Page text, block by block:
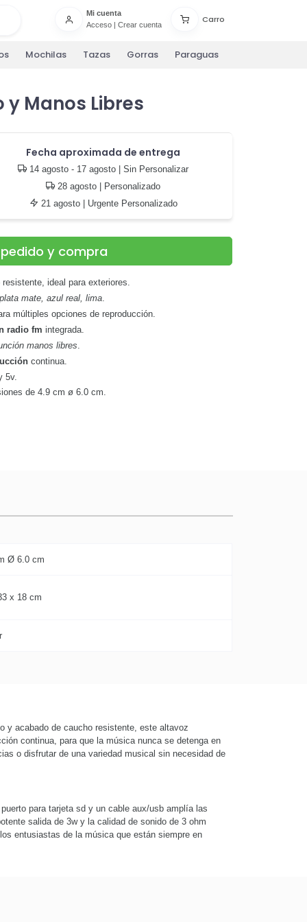
Mi cuenta
Acceso| Crear cuenta
Carro
Mochilas Tazas Gorras Paraguas
Manos Libres
Fecha aproximada de entrega
14 agosto - 17 agosto | Sin Personalizar
28 agosto | Personalizado
21 agosto| Urgente Personalizado
y compra
ideal para exteriores.
mate, azul real, lima.
múltiples opciones de reproducción.
radio fm integrada.
manos libres
continua.
5v.
de 4.9 cm ø 6.0 cm.
Ø 6.0 cm
x 18 cm
y acabado de caucho resistente, este altavoz
continua, para que la música nunca se detenga en
o disfrutar de una variedad musical sin necesidad de
para tarjeta sd y un cable aux/usb amplía las
salida de 3w y la calidad de sonido de 3 ohm
entusiastas de la música que están siempre en